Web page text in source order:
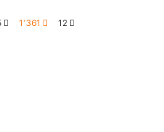
12 1٬361